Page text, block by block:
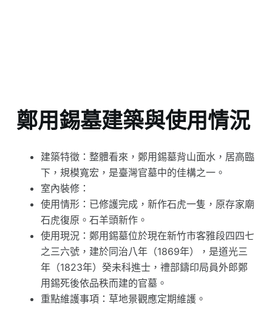
鄭用錫墓建築與使用情況
建築特徵：整體看來，鄭用錫墓背山面水，居高臨
下，規模寬宏，是臺灣官墓中的佳構之一。
室內裝修：
使用情形：已修護完成，新作石虎一隻，原存家廟
石虎復原。石羊頭新作。
使用現況：鄭用錫墓位於現在新竹市客雅段四四七
之三六號，建於同治八年（1869年），是道光三
年（1823年）癸未科進士，禮部鑄印局員外郎鄭
用錫死後依品秩而建的官墓。
重點維護事項：草地景觀應定期維護。